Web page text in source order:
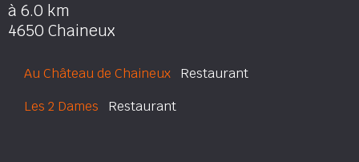
à 6.0 km
4650 Chaineux
Au Château de Chaineux Restaurant
Les 2 Dames Restaurant